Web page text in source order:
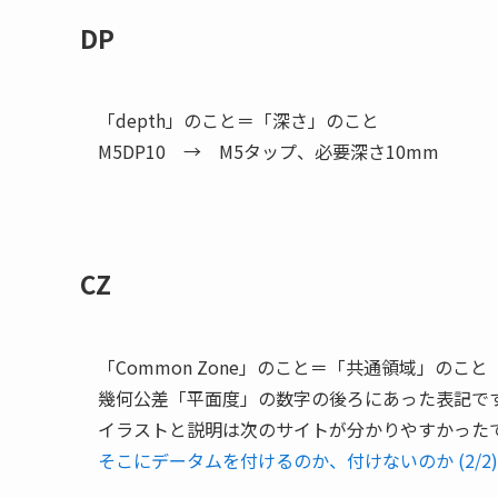
DP
「depth」のこと＝「深さ」のこと
M5DP10 → M5タップ、必要深さ10mm
CZ
「Common Zone」のこと＝「共通領域」のこと
幾何公差「平面度」の数字の後ろにあった表記で
イラストと説明は次のサイトが分かりやすかった
そこにデータムを付けるのか、付けないのか (2/2)